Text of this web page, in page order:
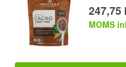
247,75
MOMS